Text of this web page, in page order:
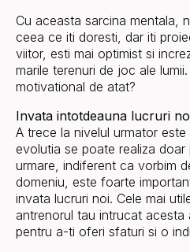
Cu aceasta sarcina mentala,
ceea ce iti doresti, dar iti
viitor, esti mai optimist si
marile terenuri de joc ale
motivational de atat?
Invata intotdeauna lucruri
A trece la nivelul urmator
evolutia se poate realiza doar
urmare, indiferent ca vorbim
domeniu, este foarte
invata lucruri noi. Cele mai
antrenorul tau intrucat acesta
pentru a-ti oferi sfaturi si o